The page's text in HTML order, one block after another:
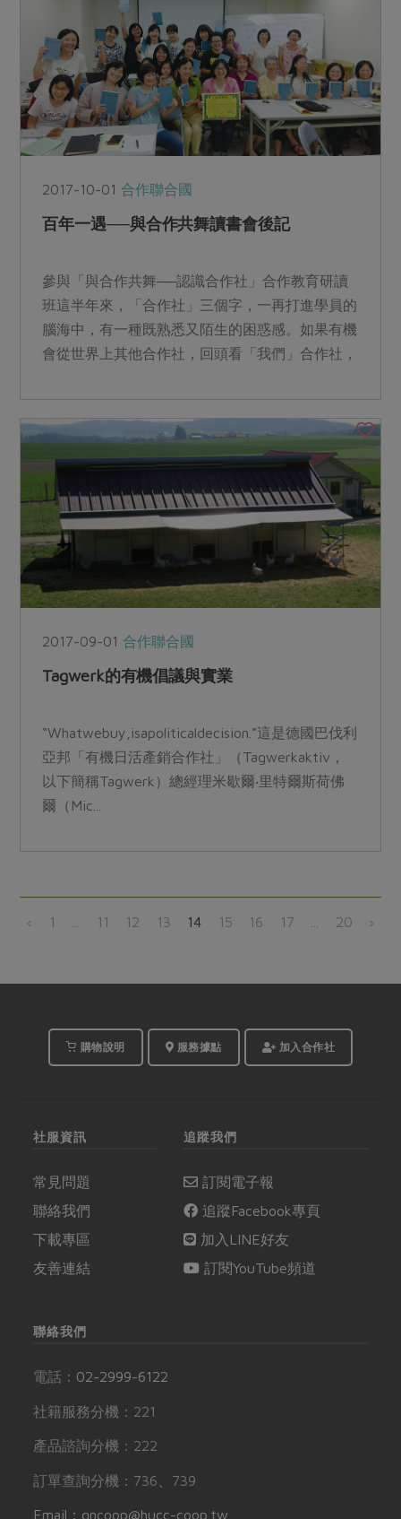
2017-10-01合作聯合國
百年一遇──與合作共舞讀書會後記
參與「與合作共舞──認識合作社」合作教育研讀
班這半年來，「合作社」三個字，一再打進學員的
腦海中，有一種既熟悉又陌生的困惑感。如果有機
會從世界上其他合作社，回頭看「我們」合作社，
2017-09-01合作聯合國
Tagwerk的有機倡議與實業
“Whatwebuy,isapoliticaldecision.”這是德國巴伐利
亞邦「有機日活產銷合作社」（Tagwerkaktiv，
以下簡稱Tagwerk）總經理米歇爾‧里特爾斯荷佛
爾（Mic...
‹ 1 11 12 13 14 15 16 17 20 ›
購物說明 服務據點 加入合作社
社服資訊
常見問題
聯絡我們
下載專區
友善連結
追蹤我們
訂閱電子報
追蹤Facebook專頁
加入LINE好友
訂閱YouTube頻道
聯絡我們
電話： 02-2999-6122
社籍服務分機：221
產品諮詢分機：222
訂單查詢分機：736、739
Email：gncoop@hucc-coop.tw